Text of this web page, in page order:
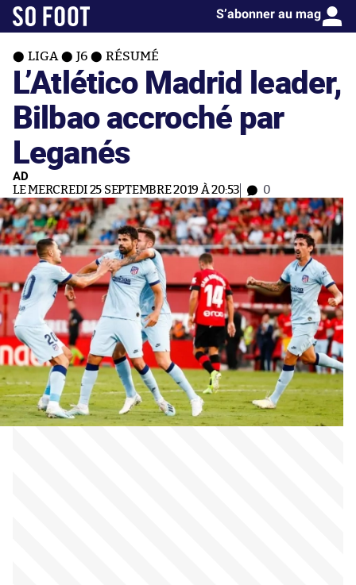
S’abonner au mag
LIGA J6 RÉSUMÉ
L’Atlético Madrid leader,
Bilbao accroché par
Leganés
AD
LE MERCREDI 25 SEPTEMBRE 2019 À 20:53 0